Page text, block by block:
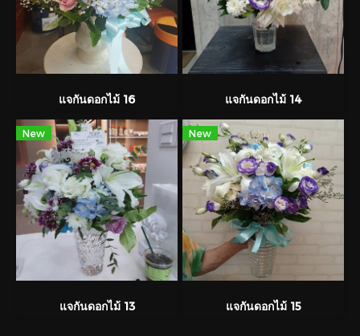
แจกันดอกไม้ 16 แจกันดอกไม้ 14
New
แจกันดอกไม้ 13
New
แจกันดอกไม้ 15